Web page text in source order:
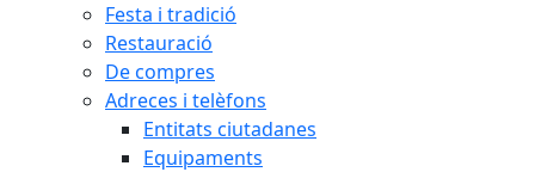
Festa i tradició
Restauració
De compres
Adreces i telèfons
Entitats ciutadanes
Equipaments